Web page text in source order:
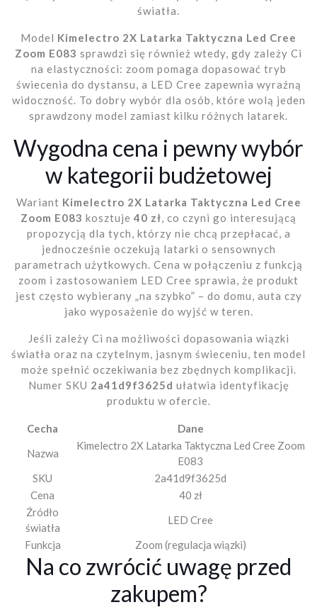
światła.
Model Kimelectro 2X Latarka Taktyczna Led Cree
Zoom E083 sprawdzi się również wtedy, gdy zależy Ci
na elastyczności: zoom pomaga dopasować tryb
świecenia do dystansu, a LED Cree zapewnia wyraźną
widoczność. To dobry wybór dla osób, które wolą jeden
sprawdzony model zamiast kilku różnych latarek.
Wygodna cena i pewny wybór
w kategorii budżetowej
Wariant Kimelectro 2X Latarka Taktyczna Led Cree
Zoom E083 kosztuje 40 zł , co czyni go interesującą
propozycją dla tych, którzy nie chcą przepłacać, a
jednocześnie oczekują latarki o sensownych
parametrach użytkowych. Cena w połączeniu z funkcją
zoom i zastosowaniem LED Cree sprawia, że produkt
jest często wybierany „na szybko” – do domu, auta czy
jako wyposażenie do wyjść w teren.
Jeśli zależy Ci na możliwości dopasowania wiązki
światła oraz na czytelnym, jasnym świeceniu, ten model
może spełnić oczekiwania bez zbędnych komplikacji.
Numer SKU 2a41d9f3625d ułatwia identyfikację
produktu w ofercie.
Cecha
Dane
Nazwa
Kimelectro 2X Latarka Taktyczna Led Cree Zoom
E083
SKU
2a41d9f3625d
Cena
40 zł
Źródło
światła
LED Cree
Funkcja
Zoom (regulacja wiązki)
Na co zwrócić uwagę przed
zakupem?